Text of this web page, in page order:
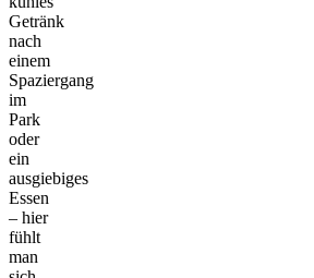
Getränk
nach
einem
Spaziergang
im
Park
oder
ein
ausgiebiges
Essen
– hier
fühlt
man